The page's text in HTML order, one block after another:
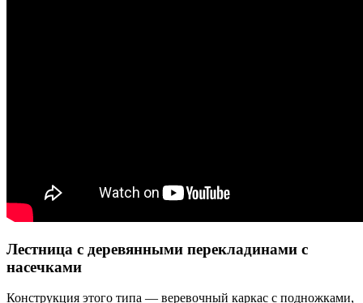
Лестница с деревянными перекладинами с
насечками
Конструкция этого типа — веревочный каркас с подножками,